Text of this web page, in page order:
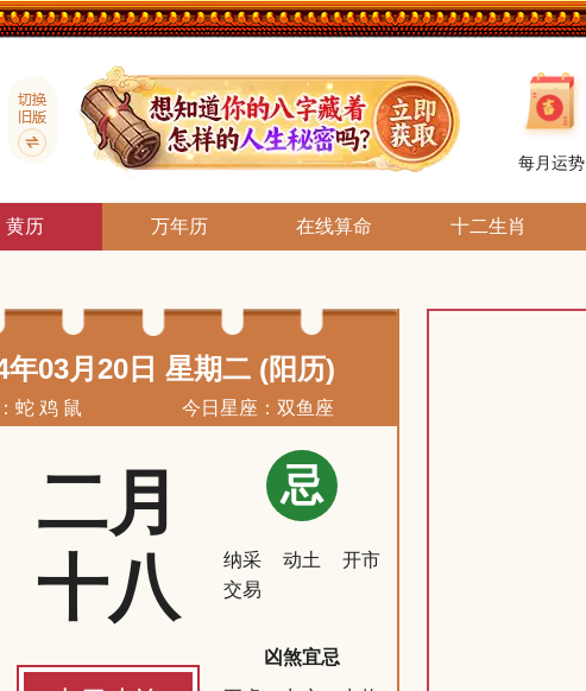
每月运势
黄历 万年历 在线算命 十二生肖
年03月20日 星期二 (阳历)
蛇 鸡 鼠 今日星座：双鱼座
二月
十八
忌
纳采 动土
开市
交易
凶煞宜忌